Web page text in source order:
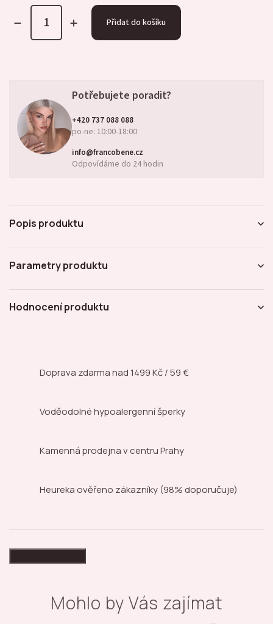
Přidat do košíku
Potřebujete poradit?
+420 737 088 088
po-ne: 10:00-18:00
info@francobene.cz
Odpovídáme do 24 hodin
Popis produktu
Parametry produktu
Hodnocení produktu
Doprava zdarma nad1499 Kč / 59 €
Voděodolné hypoalergenní šperky
Kamenná prodejnav centru Prahy
Heureka ověřeno zákazníky (98% doporučuje)
Mohlo by Vás zajímat